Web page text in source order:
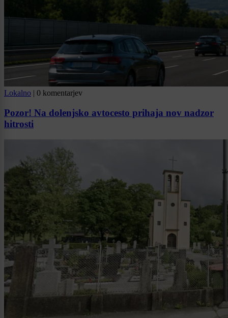
Lokalno | 0 komentarjev
Pozor! Na dolenjsko avtocesto prihaja nov nadzor
hitrosti